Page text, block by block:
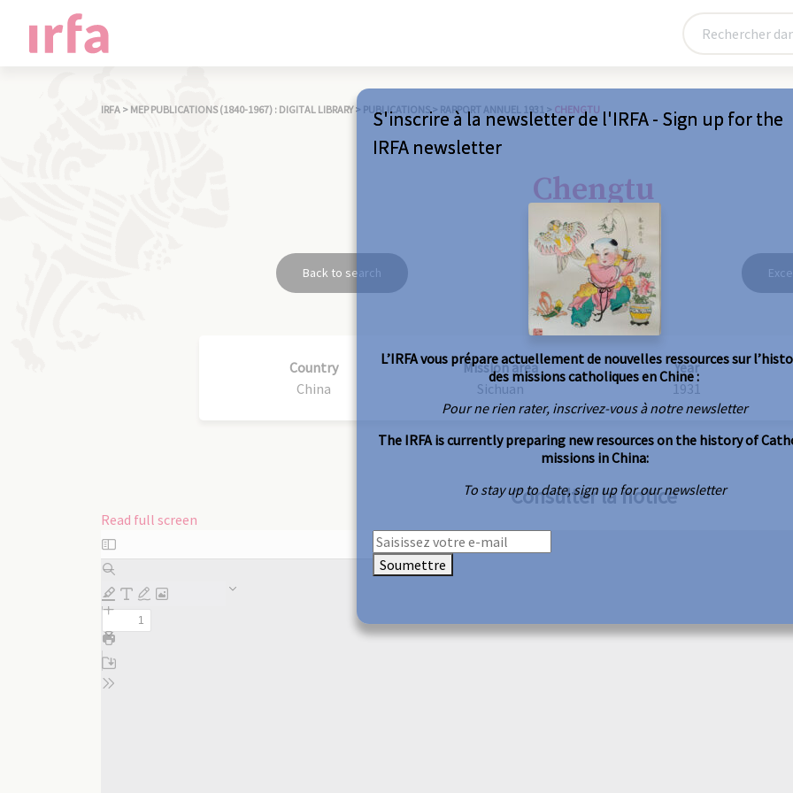
IRFA > MEP PUBLICATIONS (1840-1967) : DIGITAL LIBRARY > PUBLICATIONS > RAPPORT ANNUEL 1931 > CHENGTU
Chengtu
Back to search
Country
China
Mission area
Sichuan
Year
1931
Consulter la notice
Read full screen
Skip
to
PDF
content
S'inscrire à la newsletter de l'IRFA - Sign up for the
IRFA newsletter
L’IRFA vous prépare actuellement de nouvelles ressources sur
des missions catholiques en Chine :
Pour ne rien rater, inscrivez-vous à notre newsletter
The IRFA is currently preparing new resources on the history of
missions in China:
To stay up to date, sign up for our newsletter
Soumettre